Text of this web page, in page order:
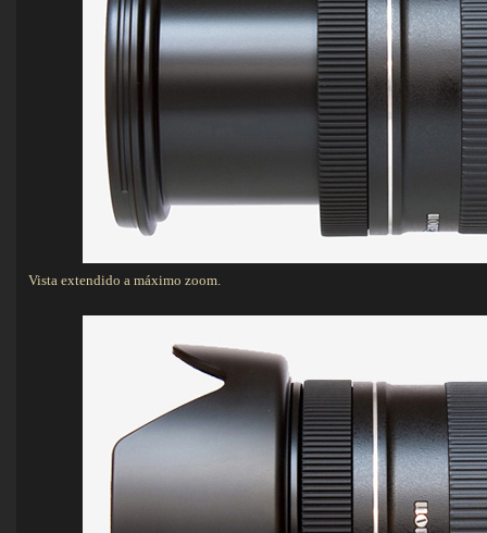
Vista extendido a máximo zoom.